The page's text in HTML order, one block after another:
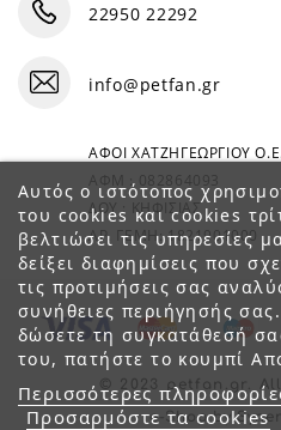
Αυτός ο ιστότοπος
του cookies και cookies
βελτιώσει τις υπηρεσίες
δείξει διαφημίσεις που
τις προτιμήσεις σας
συνήθειες περιήγησής
δώσετε τη συγκατάθεσή
του, πατήστε το κουμπί
Περισσότερες
Προσαρμόστε τα cookies
22950 22292
info@petfan.gr
ΑΦΟΙ ΧΑΤΖΗΓΕΩΡΓΙΟΥ Ο.Ε.
ΑΦΜ : 082864093
ΔΟΥ : ΚΗΦΙΣΙΑΣ
ΑΡ. ΓΕΜΗ: 1821901000
© 2023 petfan.gr.
e-Shop by